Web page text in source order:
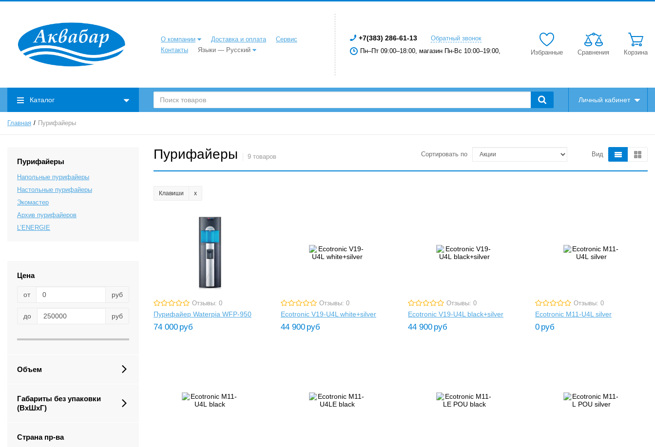
О компании Доставка и оплата
Сервис
Контакты
Языки — Русский
+7(383) 286-61-13
Обратный звонок
Пн–Пт 09:00–18:00, магазин Пн-Вс 10:00–19:00,
Избранные Сравнения Корзина
Каталог Личный кабинет
Главная Пурифайеры
Пурифайеры
Напольные пурифайеры
Настольные пурифайеры
Экомастер
Архив пурифайеров
L’ENERGIE
Цена
от руб
до руб
Объем
Габариты без упаковки
(ВxШxГ)
Страна пр-ва
Пурифайеры 9 товаров Сортировать по Вид
Клавиши
Отзывы: 0
Пурифайер Waterpia WFP-950
74 000 руб
Отзывы: 0
Ecotronic V19-U4L white+silver
44 900 руб
Отзывы: 0
Ecotronic V19-U4L black+silver
44 900 руб
Отзывы: 0
Ecotronic M11-U4L silver
0 руб